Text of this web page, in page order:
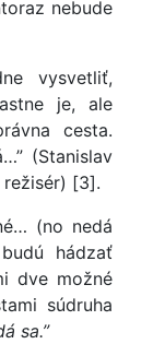
nebude
vysvetliť,
je, ale
cesta.
(Stanislav
[3].
(no nedá
hádzať
dve možné
súdruha
sa.”